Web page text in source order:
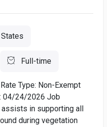
Full-time
Type: Non-Exempt
04/24/2026 Job
assists in supporting all
during vegetation